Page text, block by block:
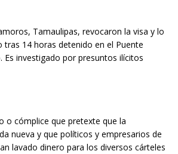
Tamaulipas, revocaron la visa y lo
tras 14 horas detenido en el Puente
Es investigado por presuntos ilícitos
o cómplice que pretexte que la
nueva y que políticos y empresarios de
lavado dinero para los diversos cárteles